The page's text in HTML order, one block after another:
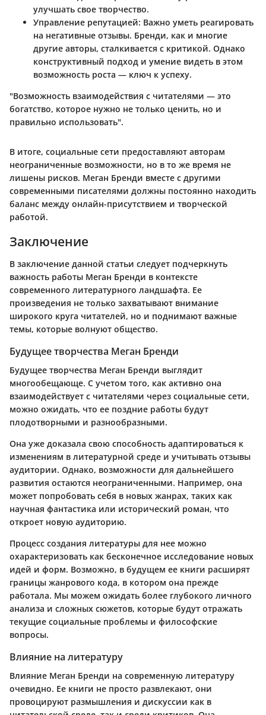
улучшать свое творчество.
Управление репутацией: Важно уметь реагировать
на негативные отзывы. Бренди, как и многие
другие авторы, сталкивается с критикой. Однако
конструктивный подход и умение видеть в этом
возможность роста — ключ к успеху.
"Возможность взаимодействия с читателями — это
богатство, которое нужно не только ценить, но и
правильно использовать".
В итоге, социальные сети предоставляют авторам
неограниченные возможности, но в то же время не
лишены рисков. Меган Бренди вместе с другими
современными писателями должны постоянно находить
баланс между онлайн-присутствием и творческой
работой.
Заключение
В заключение данной статьи следует подчеркнуть
важность работы Меган Бренди в контексте
современного литературного ландшафта. Ее
произведения не только захватывают внимание
широкого круга читателей, но и поднимают важные
темы, которые волнуют общество.
Будущее творчества Меган Бренди
Будущее творчества Меган Бренди выглядит
многообещающе. С учетом того, как активно она
взаимодействует с читателями через социальные сети,
можно ожидать, что ее поздние работы будут
плодотворными и разнообразными.
Она уже доказала свою способность адаптироваться к
изменениям в литературной среде и учитывать отзывы
аудитории. Однако, возможности для дальнейшего
развития остаются неограниченными. Например, она
может попробовать себя в новых жанрах, таких как
научная фантастика или исторический роман, что
откроет новую аудиторию.
Процесс создания литературы для нее можно
охарактеризовать как бесконечное исследование новых
идей и форм. Возможно, в будущем ее книги расширят
границы жанрового кода, в котором она прежде
работала. Мы можем ожидать более глубокого личного
анализа и сложных сюжетов, которые будут отражать
текущие социальные проблемы и философские
вопросы.
Влияние на литературу
Влияние Меган Бренди на современную литературу
очевидно. Ее книги не просто развлекают, они
провоцируют размышления и дискуссии как в